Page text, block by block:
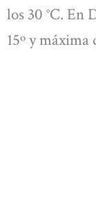
los 30 °C. En
15º y